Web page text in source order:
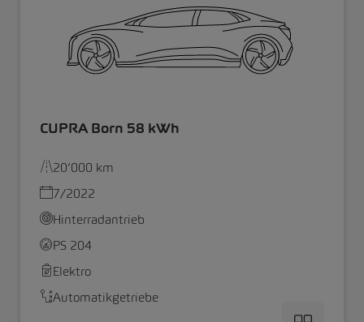
CUPRA Born 58 kWh
20’000 km
7/2022
Hinterradantrieb
PS 204
Elektro
Automatikgetriebe